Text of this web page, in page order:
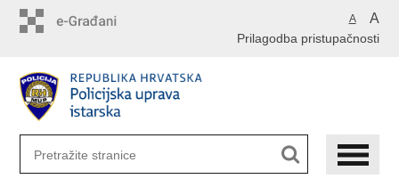
A A
Prilagodba pristupačnosti